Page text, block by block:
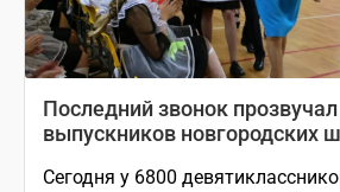
Последний звонок
выпускников новгородских
Сегодня у 6800